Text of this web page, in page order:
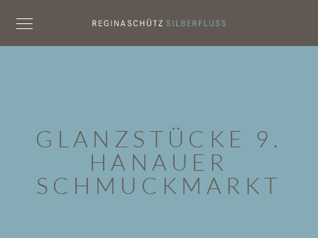
GLANZSTÜCKE 9.
HANAUER
SCHMUCKMARKT